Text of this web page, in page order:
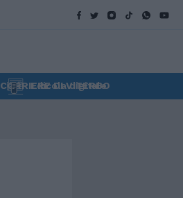
CORRIERE DI VITERBO
Edicola digitale